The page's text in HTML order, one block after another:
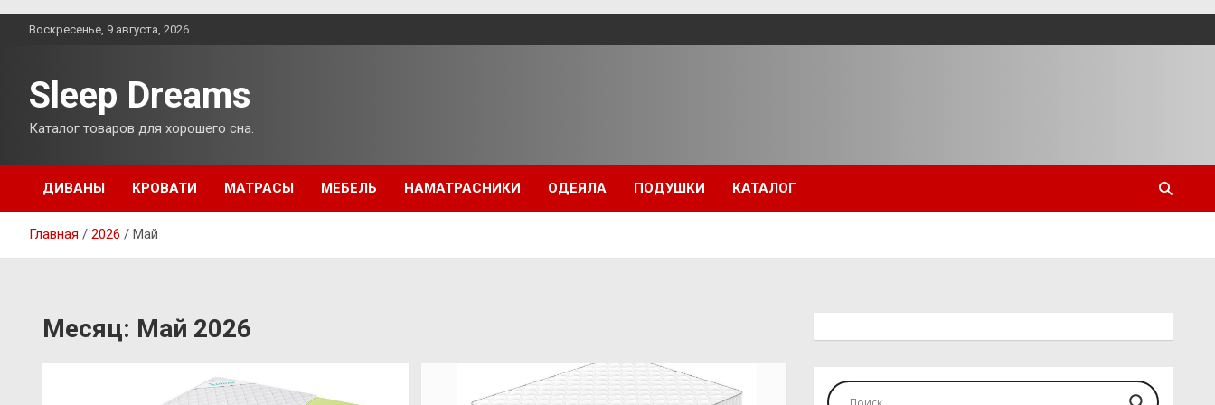
ПерейтиВоскресенье, 9 августа, 2026
Sleep Dreams
Каталог товаров для хорошего сна.
ДИВАНЫ КРОВАТИ МАТРАСЫ МЕБЕЛЬ НАМАТРАСНИКИ ОДЕЯЛА ПОДУШКИ КАТАЛОГ
Главная 2026 Май
Месяц: Май 2026